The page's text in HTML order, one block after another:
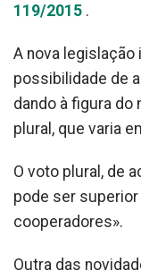
119/2015 .
A nova legislação
possibilidade de
dando à figura
plural, que varia
O voto plural, de
pode ser superior
cooperadores».
Outra das